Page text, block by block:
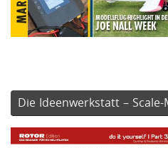
Die Ideenwerkstatt –